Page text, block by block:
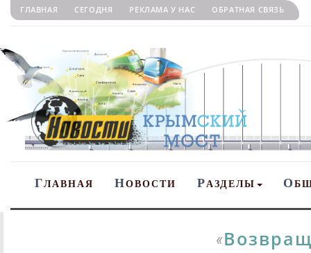
ГЛАВНАЯ СЕГОДНЯ РЕКЛАМА У НАС ОБРАТНАЯ СВЯЗЬ
ГЛАВНАЯ НОВОСТИ РАЗДЕЛЫ О
«